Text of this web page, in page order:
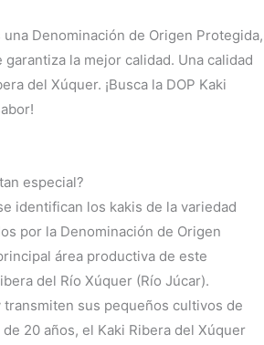
Denominación de Origen Protegida,
la mejor calidad. Una calidad
del Xúquer. ¡Busca la DOP Kaki
especial?
identifican los kakis de la variedad
por la Denominación de Origen
área productiva de este
del Río Xúquer (Río Júcar).
sus pequeños cultivos de
20 años, el Kaki Ribera del Xúquer